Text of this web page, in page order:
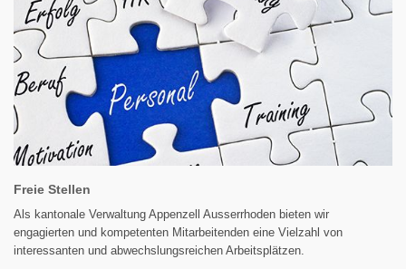
Freie Stellen
Als kantonale Verwaltung Appenzell Ausserrhoden bieten wir
engagierten und kompetenten Mitarbeitenden eine Vielzahl von
interessanten und abwechslungsreichen Arbeitsplätzen.